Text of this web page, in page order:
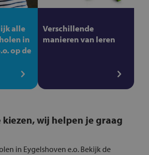
alle
in
op de
Verschillende
manieren van leren
kiezen, wij helpen je graag
in Eygelshoven e.o. Bekijk de